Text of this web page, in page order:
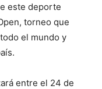
este deporte
torneo que
el mundo y
entre el 24 de